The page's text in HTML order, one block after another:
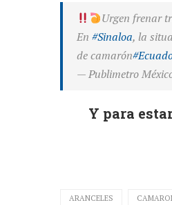
Urgen frenar
En #Sinaloa, la
de camarón
— Publimetro
Y para
ARANCELES